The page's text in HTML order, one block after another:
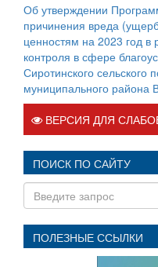
Об утверждении
причинения вреда
ценностям на 2023 год в
контроля в сфере
Сиротинского сельского
муниципального района
ВЕРСИЯ ДЛЯ
ПОИСК ПО САЙТУ
ПОЛЕЗНЫЕ ССЫЛКИ